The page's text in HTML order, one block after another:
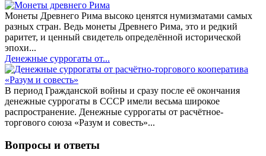
Монеты Древнего Рима высоко ценятся нумизматами самых
разных стран. Ведь монеты Древнего Рима, это и редкий
раритет, и ценный свидетель определённой исторической
эпохи...
Денежные суррогаты от...
В период Гражданской войны и сразу после её окончания
денежные суррогаты в СССР имели весьма широкое
распространение. Денежные суррогаты от расчётное-
торгового союза «Разум и совесть»...
Вопросы и ответы